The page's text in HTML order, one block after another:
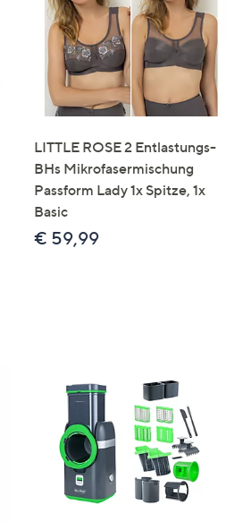
LITTLE ROSE 2 Entlastungs-
BHs Mikrofasermischung
Passform Lady 1x Spitze, 1x
Basic
€ 59,99